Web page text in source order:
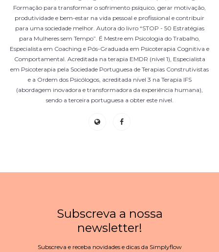
Formação para transformar o sofrimento psíquico, gerar motivação,
produtividade e bem-estar na vida pessoal e profissional e contribuir
para uma sociedade melhor. Autora do livro “STOP - 50 Estratégias
para Mulheres sem Tempo”. É Mestre em Psicologia do Trabalho,
Especialista em Coaching e Pós-Graduada em Psicoterapia Cognitiva e
Comportamental. Acreditada na terapia EMDR (nível 1), Especialista
em Psicoterapia pela Sociedade Portuguesa de Terapias Construtivistas
e a Ordem dos Psicólogos, acreditada nível 3 na Terapia IFS
(abordagem inovadora e transformadora da experiência humana),
sendo a terceira portuguesa a obter este nível.
Subscreva a nossa
newsletter!
Subscreva e receba novidades e dicas da Simplyflow